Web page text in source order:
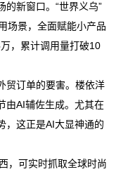
新窗口。“世界义乌”
场景，全面赋能小产品
，累计调用量打破10
订单的要害。楼依洋
由AI辅佐生成。尤其在
，这正是AI大显神通的
可实时抓取全球时尚